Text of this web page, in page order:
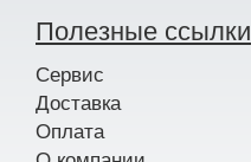
Полезные ссылки
Сервис
Доставка
Оплата